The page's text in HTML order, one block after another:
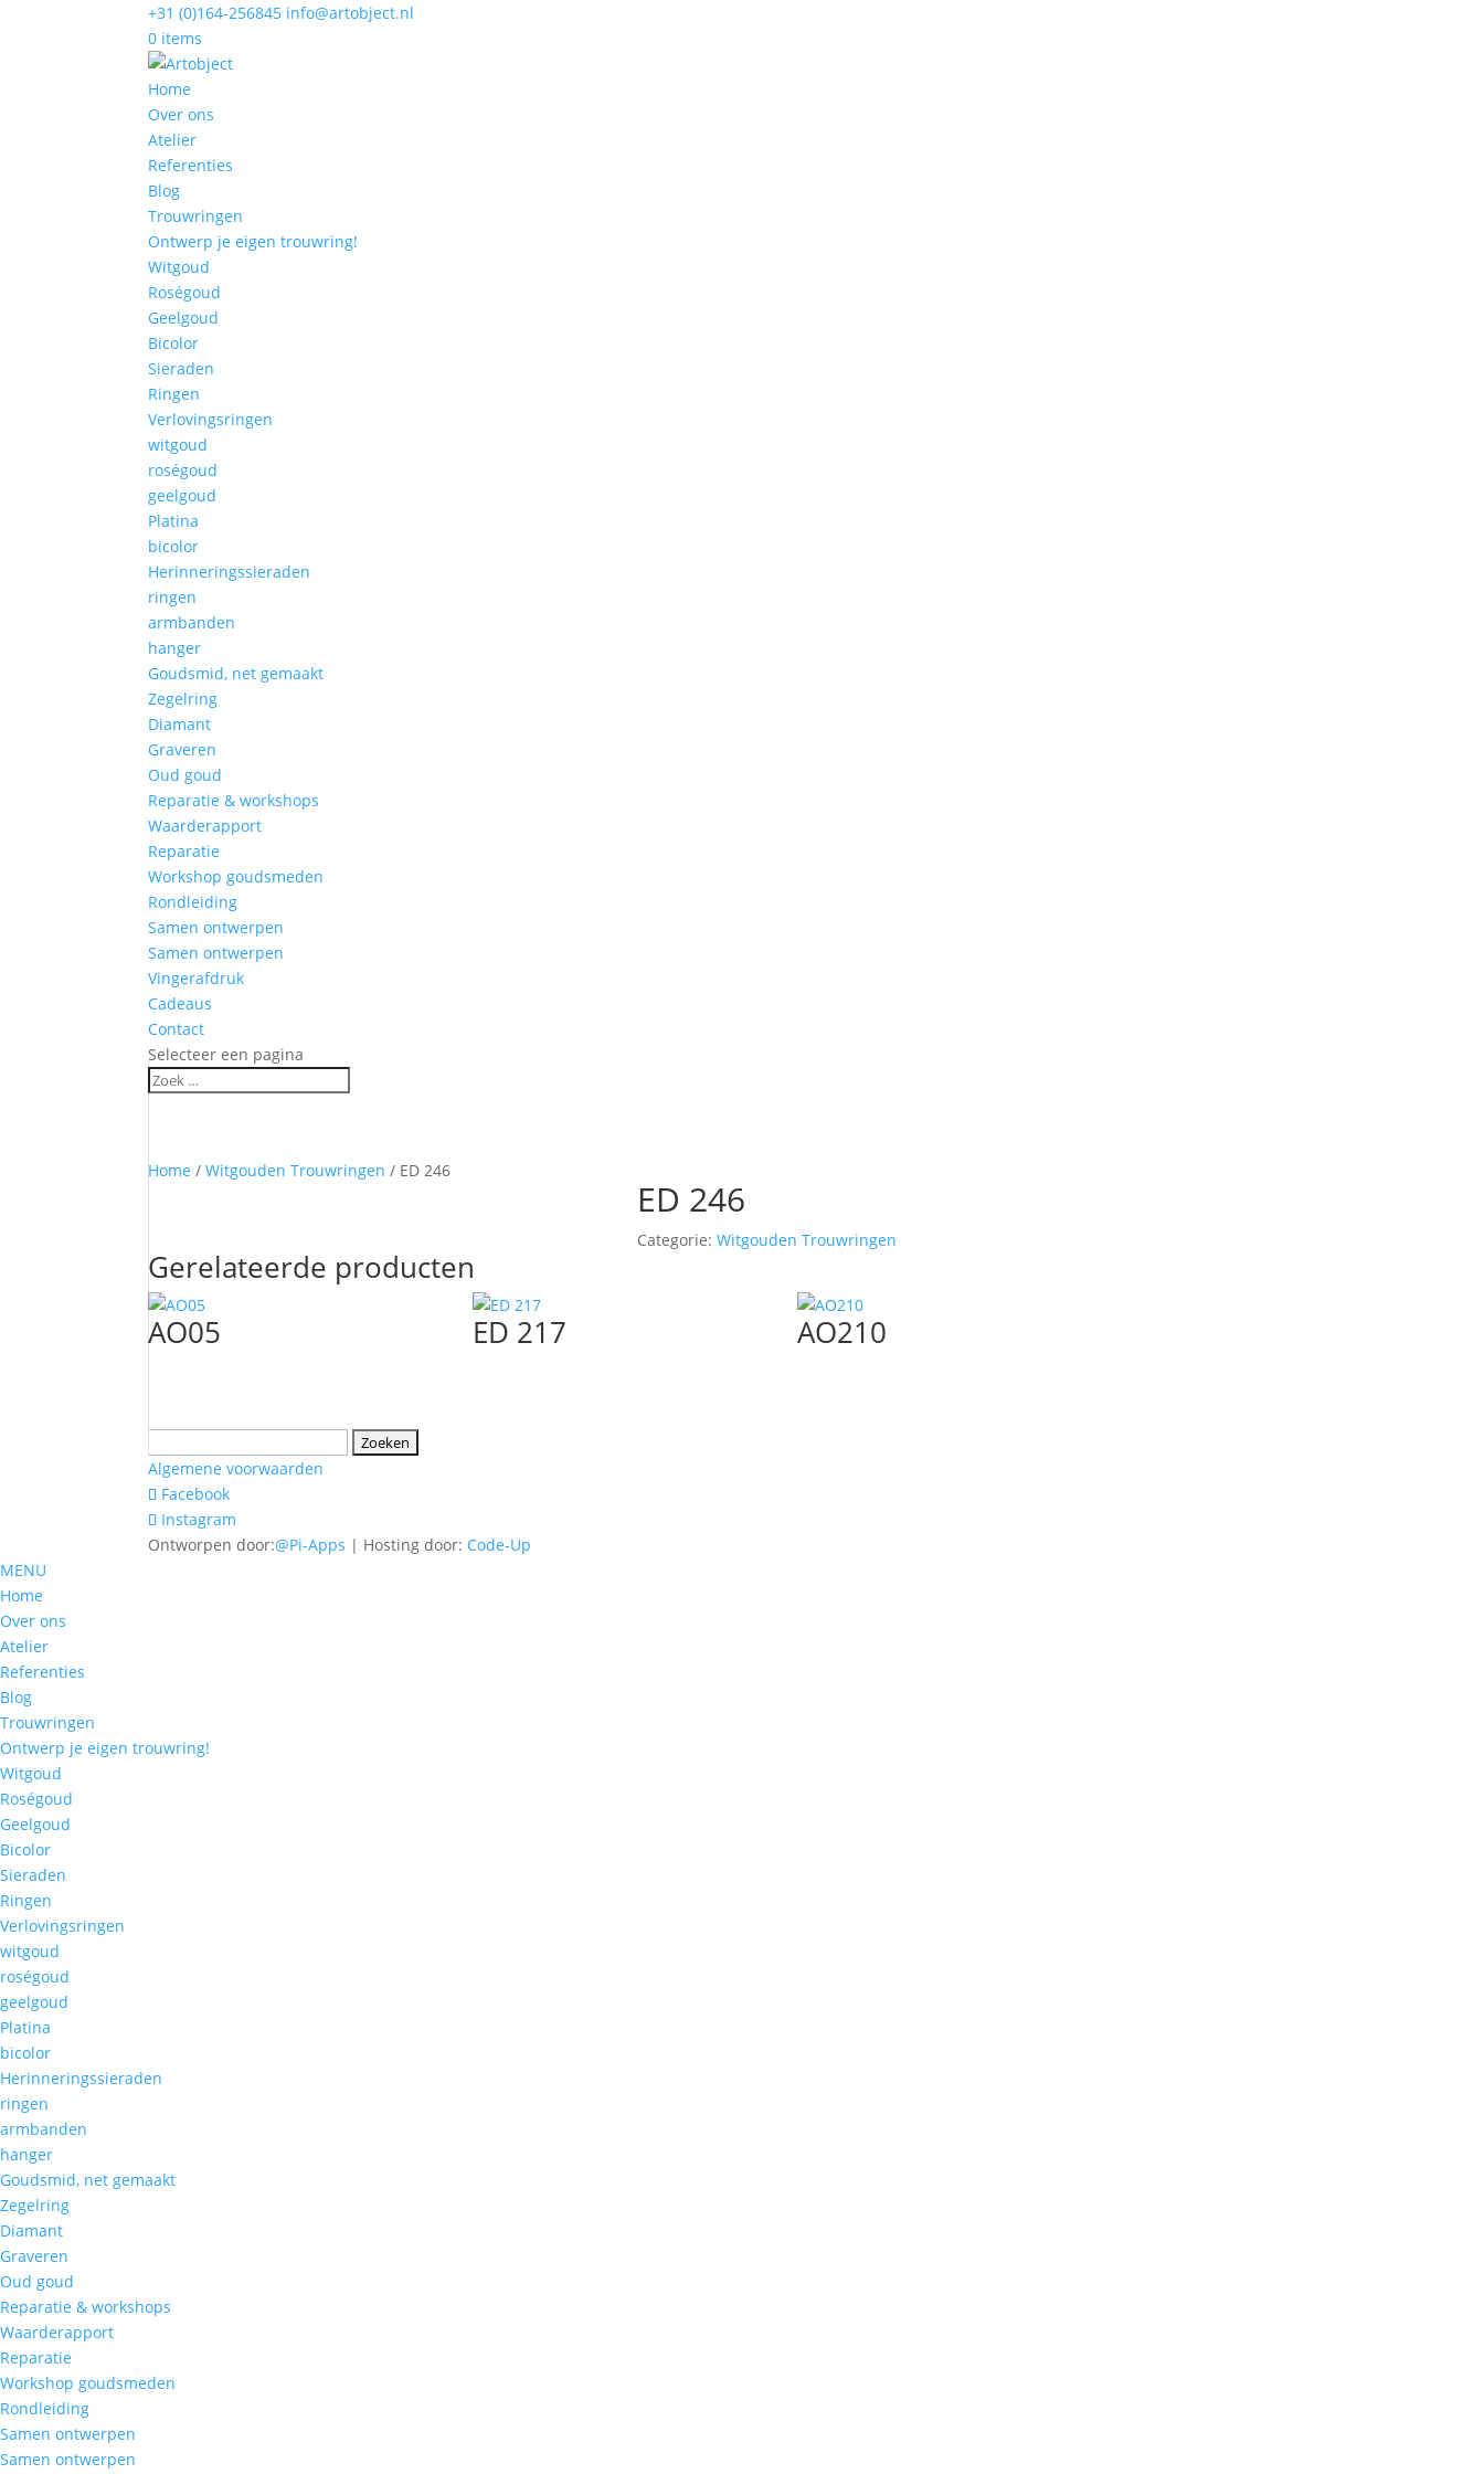
+31 (0)164-256845 info@artobject.nl
0 items
Home
Over ons
Atelier
Referenties
Blog
Trouwringen
Ontwerp je eigen trouwring!
Witgoud
Roségoud
Geelgoud
Bicolor
Sieraden
Ringen
Verlovingsringen
witgoud
roségoud
geelgoud
Platina
bicolor
Herinneringssieraden
ringen
armbanden
hanger
Goudsmid, net gemaakt
Zegelring
Diamant
Graveren
Oud goud
Reparatie & workshops
Waarderapport
Reparatie
Workshop goudsmeden
Rondleiding
Samen ontwerpen
Samen ontwerpen
Vingerafdruk
Cadeaus
Contact
Selecteer een pagina
Home /Witgouden Trouwringen / ED 246
ED 246
Categorie: Witgouden Trouwringen
Gerelateerde producten
AO05
ED 217 AO210
naar:
Algemene voorwaarden
Facebook
Instagram
Ontworpen door:@Pi-Apps | Hosting door: Code-Up
MENU
Home
Over ons
Atelier
Referenties
Blog
Trouwringen
Ontwerp je eigen trouwring!
Witgoud
Roségoud
Geelgoud
Bicolor
Sieraden
Ringen
Verlovingsringen
witgoud
roségoud
geelgoud
Platina
bicolor
Herinneringssieraden
ringen
armbanden
hanger
Goudsmid, net gemaakt
Zegelring
Diamant
Graveren
Oud goud
Reparatie & workshops
Waarderapport
Reparatie
Workshop goudsmeden
Rondleiding
Samen ontwerpen
Samen ontwerpen